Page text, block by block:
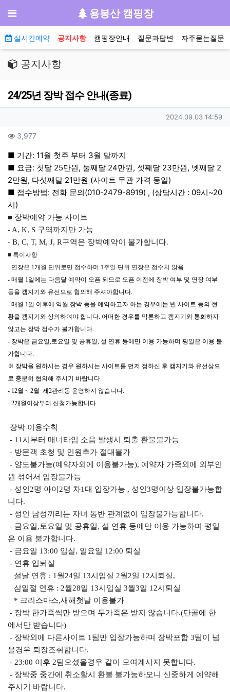
메뉴 용봉산 캠핑장
메인 메뉴
실시간예약 공지사항 캠핑장안내 질문과답변 자주묻는질문
공지사항
24/25년 장박 접수 안내(종료)
작성일
2024.09.03 14:59
컨텐츠 정보
3,977조회
본문
■ 기간: 11월 첫주 부터 3월 말까지
■ 요금: 첫달 25만원, 둘째달 24만원, 셋째달 23만원, 넷째달 2
2만원, 다섯째달 21만원 (사이트 무관 가격 동일)
■ 접수방법: 전화 문의(010-2479-8919) , (상담시간 : 09시~20
시)
■ 장박예약 가능 사이트
- A, K, S 구역까지만 가능
- B, C, T, M, J, R구역은 장박예약이 불가합니다.
■ 특이사항
- 연장은 1개월 단위로만 접수하며 1주일 단위 연장은 접수치 않음
- 매월 1일에는 다음달 예약이 오픈 되므로 오픈 이전에 장박 여부 및 연장 여부
등을 캠지기와 유선으로 협의해 주셔야합니다.
- 매월 1일 이후에 익월 장박 등을 예약하고자 하는 경우에는 빈 사이트 등의 현
황을 캠지기와 상의하여야 합니다. 어떠한 경우를 막론하고 캠지기와 통화하지
않고는 장박 접수가 불가합니다.
- 장박은 금요일,토요일 및 공휴일, 설 연휴 등에만 이용 가능하며 평일은 이용 불
가합니다.
※ 장박을 원하시는 경우 원하시는 사이트를 먼저 정하신 후 캠지기와 유선상으
로 충분히 협의해 주시기 바랍니다.
- 12월 ~ 2월 제2관리동 운영하지 않습니다.
- 2개월이상부터 신청가능합니다
장박 이용수칙
- 11시부터 매너타임 소음 발생시 퇴출 환불불가능
- 방문객 초청 및 인원추가 절대불가
- 양도불가능(예약자외에 이용불가능), 예약자 가족외에 외부인
원 섞어서 입장불가능
- 성인2명 아이2명 차1대 입장가능 , 성인3명이상 입장불가능합
니다.
- 성인 남성끼리는 자녀 동반 관계없이 입장불가능합니다.
- 금요일,토요일 및 공휴일, 설 연휴 등에만 이용 가능하며 평일
은 이용 불가합니다.
- 금요일 13:00 입실, 일요일 12:00 퇴실
- 연휴 입퇴실
설날 연휴 : 1월24일 13시입실 2월2일 12시퇴실,
삼일절 연휴 : 2월28일 13시입실 3월3일 12시퇴실
* 크리스마스,새해첫날 이용불가
- 장박 한가족씩만 받으며 두가족은 받지 않습니다.(단골에 한
에서만 받습니다)
- 장박외에 다른사이트 1팀만 입장가능하며 장박포함 3팀이 넘
을경우 퇴장조취합니다. ​
- 23:00 이후 2팀오셨을경우 같이 모여계시지 못합니다.
- 장박중 중간에 취소할시 환불 불가능​하오니 신중하게 예약해
주시기 바랍니다.